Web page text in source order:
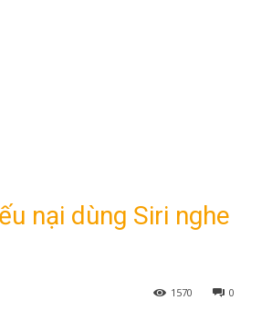
nại dùng Siri nghe
0
1570